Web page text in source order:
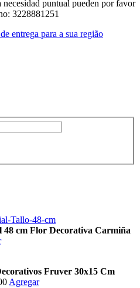
puntual pueden por favor
3228881251
entrega para a sua região
cm Flor Decorativa Carmiña
Fruver 30x15 Cm
Agregar